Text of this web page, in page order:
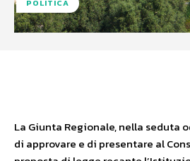
POLITICA
La Giunta Regionale, nella seduta
di approvare e di presentare al